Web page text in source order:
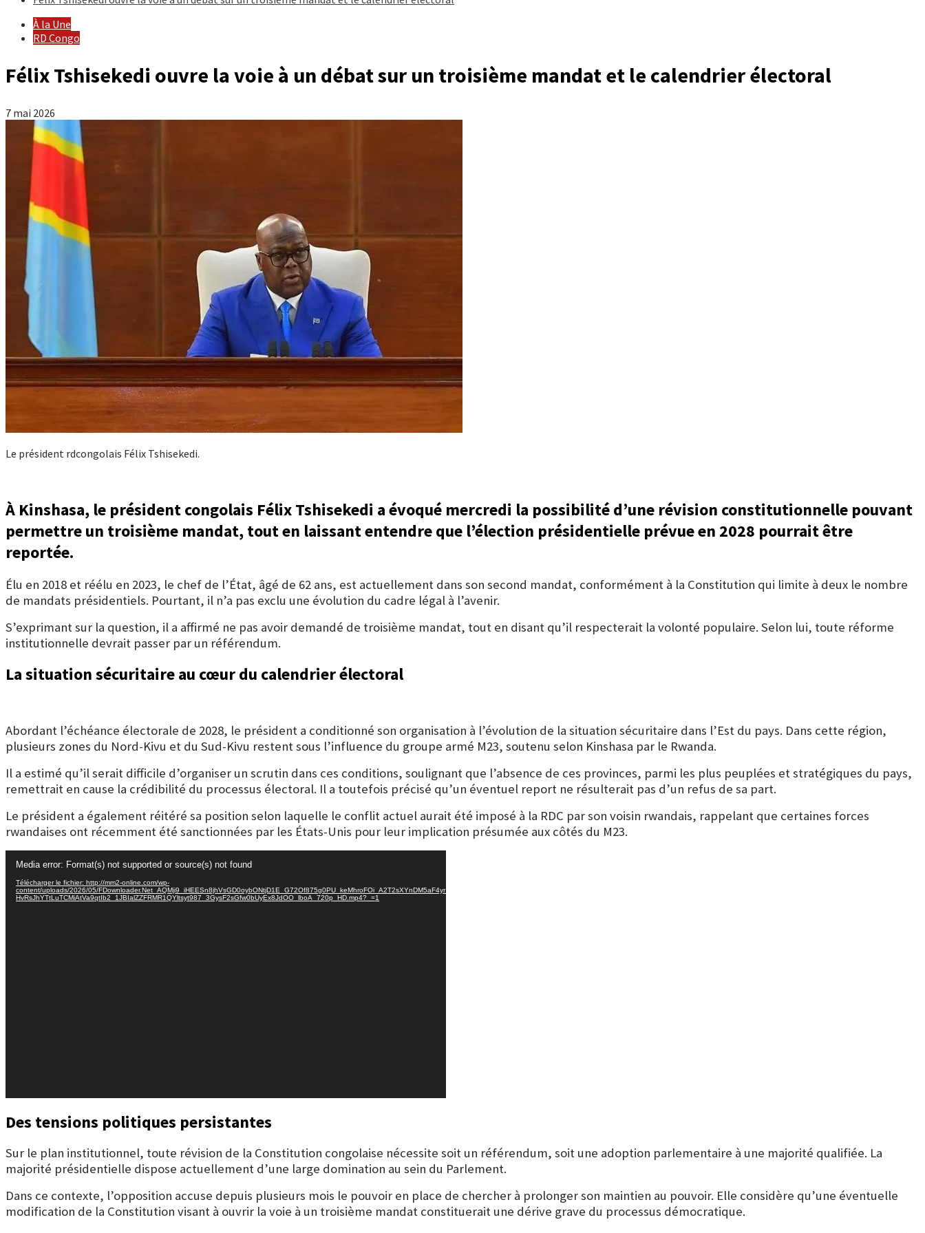
À la Une
RD Congo
Félix Tshisekedi ouvre la voie à un débat sur un troisième mandat et le calendrier électoral
7 mai 2026
Le président rdcongolais Félix Tshisekedi.
À Kinshasa, le président congolais Félix Tshisekedi a évoqué mercredi la possibilité d’une révision constitutionnelle pouvant
permettre un troisième mandat, tout en laissant entendre que l’élection présidentielle prévue en 2028 pourrait être
reportée.
Élu en 2018 et réélu en 2023, le chef de l’État, âgé de 62 ans, est actuellement dans son second mandat, conformément à la Constitution qui limite à deux le nombre
de mandats présidentiels. Pourtant, il n’a pas exclu une évolution du cadre légal à l’avenir.
S’exprimant sur la question, il a affirmé ne pas avoir demandé de troisième mandat, tout en disant qu’il respecterait la volonté populaire. Selon lui, toute réforme
institutionnelle devrait passer par un référendum.
La situation sécuritaire au cœur du calendrier électoral
Abordant l’échéance électorale de 2028, le président a conditionné son organisation à l’évolution de la situation sécuritaire dans l’Est du pays. Dans cette région,
plusieurs zones du Nord-Kivu et du Sud-Kivu restent sous l’influence du groupe armé M23, soutenu selon Kinshasa par le Rwanda.
Il a estimé qu’il serait difficile d’organiser un scrutin dans ces conditions, soulignant que l’absence de ces provinces, parmi les plus peuplées et stratégiques du pays,
remettrait en cause la crédibilité du processus électoral. Il a toutefois précisé qu’un éventuel report ne résulterait pas d’un refus de sa part.
Le président a également réitéré sa position selon laquelle le conflit actuel aurait été imposé à la RDC par son voisin rwandais, rappelant que certaines forces
rwandaises ont récemment été sanctionnées par les États-Unis pour leur implication présumée aux côtés du M23.
vidéo
Media error: Format(s) not supported or source(s) not found
Télécharger le fichier: http://mm2-online.com/wp-
content/uploads/2026/05/FDownloader.Net_AQMji9_iHEESn8jhVsGD0oybONtjD1E_G72Of875g0PU_keMhroFOi_A2T2sXYnDM5aF4yr_yAO9SPZxykve4lwF_g-
HvRsJhYTtLuTCMiAtVa9qtIb2_1JBIalZZFRMR1QYltsyt987_3GysF2sGfw0bUyEx8JdOO_lboA_720p_HD.mp4?_=1
Des tensions politiques persistantes
Sur le plan institutionnel, toute révision de la Constitution congolaise nécessite soit un référendum, soit une adoption parlementaire à une majorité qualifiée. La
majorité présidentielle dispose actuellement d’une large domination au sein du Parlement.
Dans ce contexte, l’opposition accuse depuis plusieurs mois le pouvoir en place de chercher à prolonger son maintien au pouvoir. Elle considère qu’une éventuelle
modification de la Constitution visant à ouvrir la voie à un troisième mandat constituerait une dérive grave du processus démocratique.